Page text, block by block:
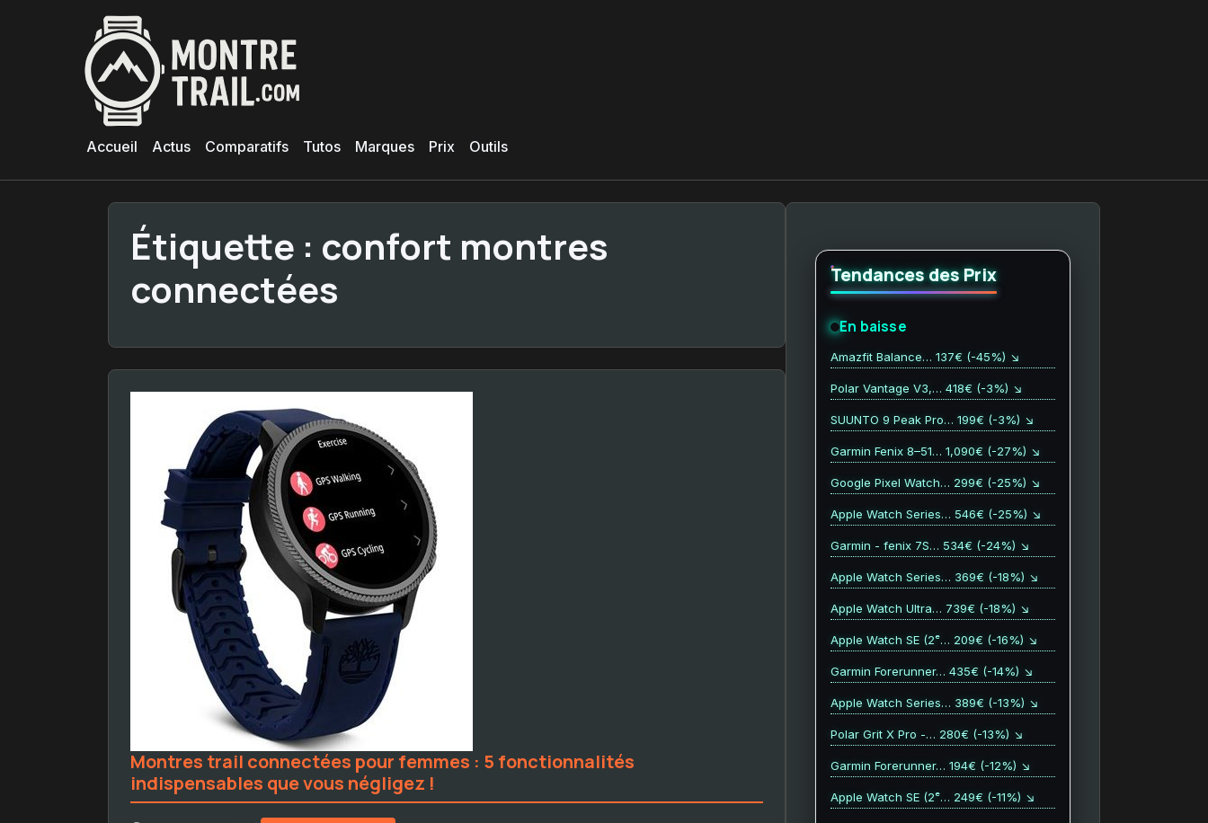
Accueil Actus Comparatifs Tutos Marques Prix Outils
Étiquette : confort montres
connectées
Montres trail connectées pour femmes : 5 fonctionnalités
indispensables que vous négligez !
Tendances des Prix
En baisse
Amazfit Balance… 137€ (-45%) ↘
Polar Vantage V3,… 418€ (-3%) ↘
SUUNTO 9 Peak Pro… 199€ (-3%) ↘
Garmin Fenix 8–51… 1,090€ (-27%) ↘
Google Pixel Watch… 299€ (-25%) ↘
Apple Watch Series… 546€ (-25%) ↘
Garmin - fenix 7S… 534€ (-24%) ↘
Apple Watch Series… 369€ (-18%) ↘
Apple Watch Ultra… 739€ (-18%) ↘
Apple Watch SE (2ᵉ… 209€ (-16%) ↘
Garmin Forerunner… 435€ (-14%) ↘
Apple Watch Series… 389€ (-13%) ↘
Polar Grit X Pro -… 280€ (-13%) ↘
Garmin Forerunner… 194€ (-12%) ↘
Apple Watch SE (2ᵉ… 249€ (-11%) ↘